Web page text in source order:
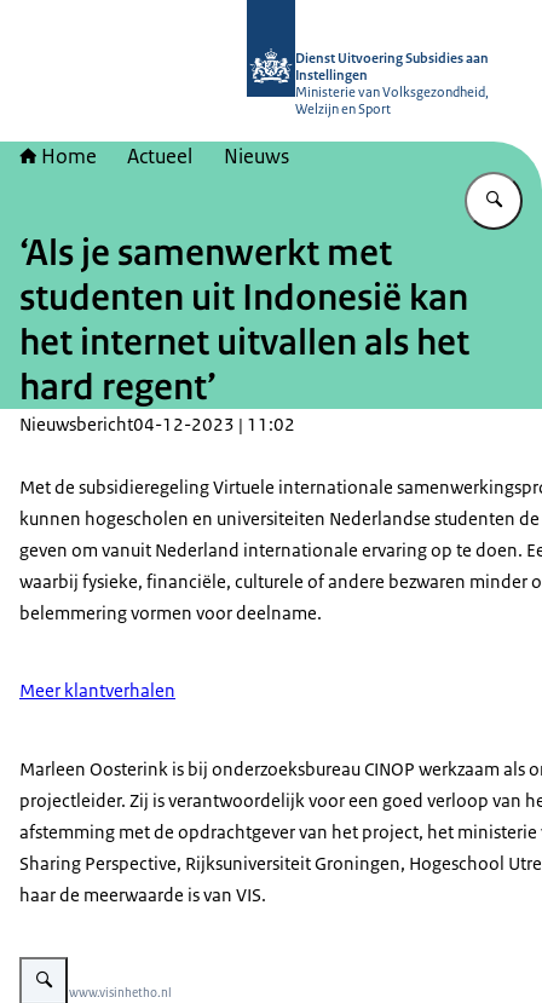
Dienst Uitvoering Subsidies aan
Instellingen
Ministerie van Volksgezondheid,
Welzijn en Sport
Home Actueel Nieuws
‘Als je samenwerkt met
studenten uit Indonesië kan
het internet uitvallen als het
hard regent’
Nieuwsbericht04-12-2023 | 11:02
Met de subsidieregeling Virtuele internationale
kunnen hogescholen en universiteiten Nederlandse studenten
geven om vanuit Nederland internationale ervaring op te doen.
waarbij fysieke, financiële, culturele of andere bezwaren minder
belemmering vormen voor deelname.
Meer klantverhalen
Marleen Oosterink is bij onderzoeksbureau CINOP werkzaam
projectleider. Zij is verantwoordelijk voor een goed verloop van
afstemming met de opdrachtgever van het project, het ministerie
Sharing Perspective, Rijksuniversiteit Groningen, Hogeschool
haar de meerwaarde is van VIS.
Vergroot afbeelding Marleen Oosterink, VIS
Beeld: © www.visinhetho.nl